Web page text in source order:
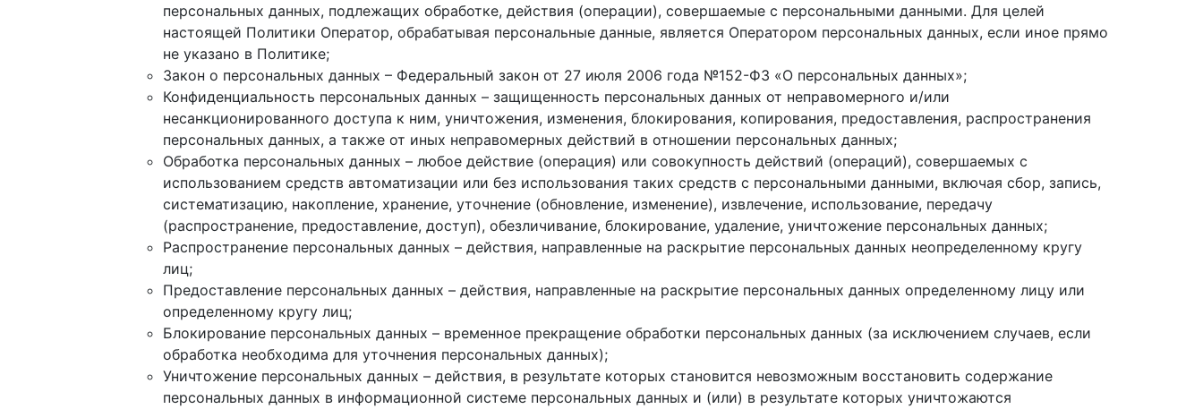
персональных данных, подлежащих обработке, действия (операции), совершаемые с персональными данными. Для целей
настоящей Политики Оператор, обрабатывая персональные данные, является Оператором персональных данных, если иное прямо
не указано в Политике;
Закон о персональных данных – Федеральный закон от 27 июля 2006 года №152-ФЗ «О персональных данных»;
Конфиденциальность персональных данных – защищенность персональных данных от неправомерного и/или
несанкционированного доступа к ним, уничтожения, изменения, блокирования, копирования, предоставления, распространения
персональных данных, а также от иных неправомерных действий в отношении персональных данных;
Обработка персональных данных – любое действие (операция) или совокупность действий (операций), совершаемых с
использованием средств автоматизации или без использования таких средств с персональными данными, включая сбор, запись,
систематизацию, накопление, хранение, уточнение (обновление, изменение), извлечение, использование, передачу
(распространение, предоставление, доступ), обезличивание, блокирование, удаление, уничтожение персональных данных;
Распространение персональных данных – действия, направленные на раскрытие персональных данных неопределенному кругу
лиц;
Предоставление персональных данных – действия, направленные на раскрытие персональных данных определенному лицу или
определенному кругу лиц;
Блокирование персональных данных – временное прекращение обработки персональных данных (за исключением случаев, если
обработка необходима для уточнения персональных данных);
Уничтожение персональных данных – действия, в результате которых становится невозможным восстановить содержание
персональных данных в информационной системе персональных данных и (или) в результате которых уничтожаются